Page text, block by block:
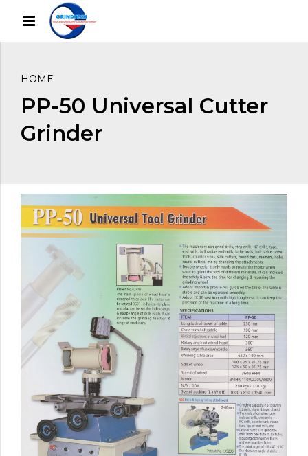
HOME
PP-50 Universal Cutter
Grinder